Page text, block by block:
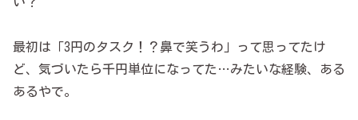
最初は「3円のタスク！？鼻で笑うわ」って思ってたけ
ど、気づいたら千円単位になってた…みたいな経験、ある
あるやで。